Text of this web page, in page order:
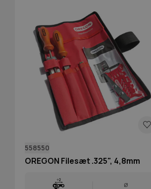
558550
OREGON Filesæt .325", 4,8mm
Ø